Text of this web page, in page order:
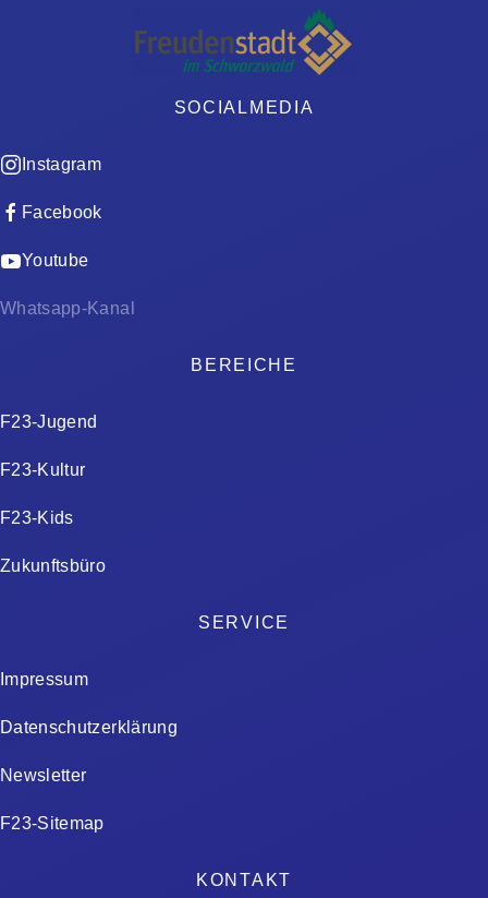
SOCIALMEDIA
Instagram
Facebook
Youtube
Whatsapp-Kanal
BEREICHE
F23-Jugend
F23-Kultur
F23-Kids
Zukunftsbüro
SERVICE
Impressum
Datenschutzerklärung
Newsletter
F23-Sitemap
KONTAKT